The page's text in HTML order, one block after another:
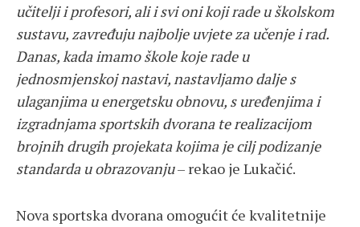
učitelji i profesori, ali i svi oni koji rade u školskom
sustavu, zavređuju najbolje uvjete za učenje i rad.
Danas, kada imamo škole koje rade u
jednosmjenskoj nastavi, nastavljamo dalje s
ulaganjima u energetsku obnovu, s uređenjima i
izgradnjama sportskih dvorana te realizacijom
brojnih drugih projekata kojima je cilj podizanje
standarda u obrazovanju– rekao je Lukačić.
Nova sportska dvorana omogućit će kvalitetnije